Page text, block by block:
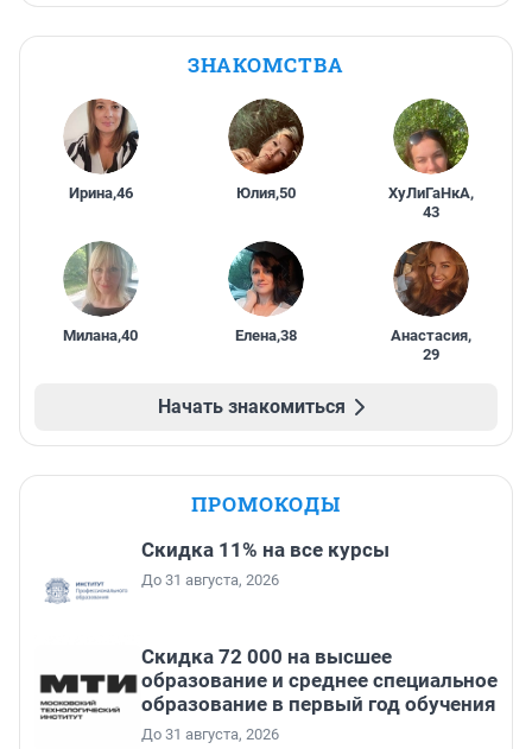
ЗНАКОМСТВА
Ирина,46 Юлия,50 ХуЛиГаНкА,
43
Милана,40 Елена,38 Анастасия,
29
Начать знакомиться
ПРОМОКОДЫ
Скидка 11% на все курсы
До 31 августа, 2026
Скидка 72 000 на высшее
образование и среднее специальное
образование в первый год обучения
До 31 августа, 2026